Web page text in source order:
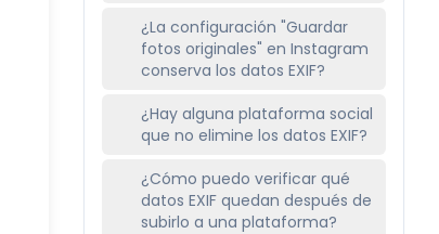
¿La configuración "Guardar
fotos originales" en Instagram
conserva los datos EXIF?
¿Hay alguna plataforma social
que no elimine los datos EXIF?
¿Cómo puedo verificar qué
datos EXIF quedan después de
subirlo a una plataforma?